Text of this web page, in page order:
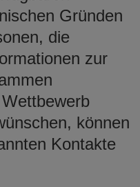
Gründen
die
zur
können
Kontakte